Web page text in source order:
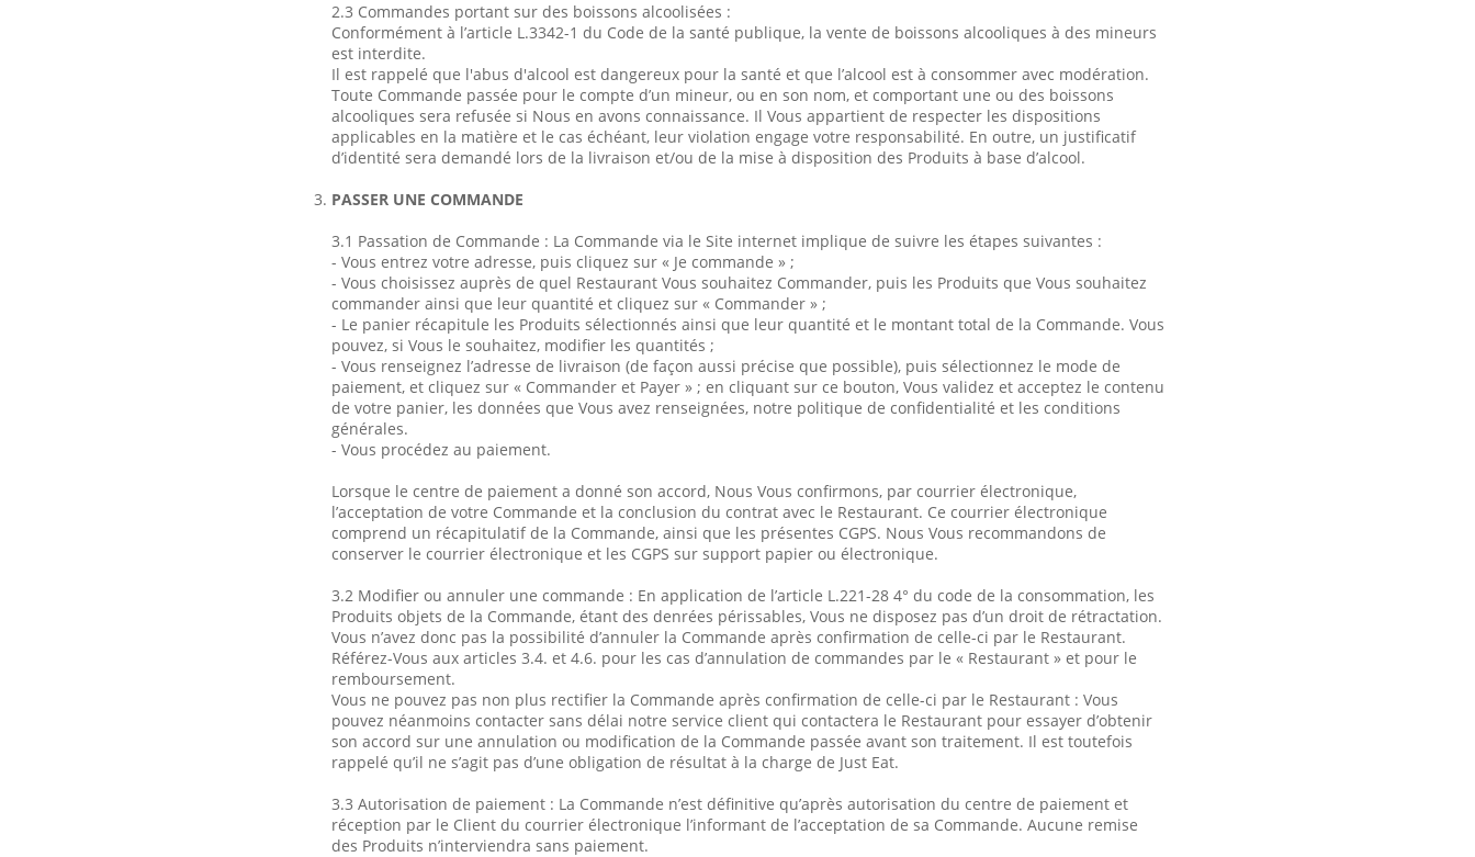
2.3 Commandes portant sur des boissons alcoolisées :
Conformément à l’article L.3342-1 du Code de la santé publique, la vente de boissons alcooliques à des mineurs
est interdite.
Il est rappelé que l'abus d'alcool est dangereux pour la santé et que l’alcool est à consommer avec modération.
Toute Commande passée pour le compte d’un mineur, ou en son nom, et comportant une ou des boissons
alcooliques sera refusée si Nous en avons connaissance. Il Vous appartient de respecter les dispositions
applicables en la matière et le cas échéant, leur violation engage votre responsabilité. En outre, un justificatif
d’identité sera demandé lors de la livraison et/ou de la mise à disposition des Produits à base d’alcool.
PASSER UNE COMMANDE
3.1 Passation de Commande : La Commande via le Site internet implique de suivre les étapes suivantes :
- Vous entrez votre adresse, puis cliquez sur « Je commande » ;
- Vous choisissez auprès de quel Restaurant Vous souhaitez Commander, puis les Produits que Vous souhaitez
commander ainsi que leur quantité et cliquez sur « Commander » ;
- Le panier récapitule les Produits sélectionnés ainsi que leur quantité et le montant total de la Commande. Vous
pouvez, si Vous le souhaitez, modifier les quantités ;
- Vous renseignez l’adresse de livraison (de façon aussi précise que possible), puis sélectionnez le mode de
paiement, et cliquez sur « Commander et Payer » ; en cliquant sur ce bouton, Vous validez et acceptez le contenu
de votre panier, les données que Vous avez renseignées, notre politique de confidentialité et les conditions
générales.
- Vous procédez au paiement.
Lorsque le centre de paiement a donné son accord, Nous Vous confirmons, par courrier électronique,
l’acceptation de votre Commande et la conclusion du contrat avec le Restaurant. Ce courrier électronique
comprend un récapitulatif de la Commande, ainsi que les présentes CGPS. Nous Vous recommandons de
conserver le courrier électronique et les CGPS sur support papier ou électronique.
3.2 Modifier ou annuler une commande : En application de l’article L.221-28 4° du code de la consommation, les
Produits objets de la Commande, étant des denrées périssables, Vous ne disposez pas d’un droit de rétractation.
Vous n’avez donc pas la possibilité d’annuler la Commande après confirmation de celle-ci par le Restaurant.
Référez-Vous aux articles 3.4. et 4.6. pour les cas d’annulation de commandes par le « Restaurant » et pour le
remboursement.
Vous ne pouvez pas non plus rectifier la Commande après confirmation de celle-ci par le Restaurant : Vous
pouvez néanmoins contacter sans délai notre service client qui contactera le Restaurant pour essayer d’obtenir
son accord sur une annulation ou modification de la Commande passée avant son traitement. Il est toutefois
rappelé qu’il ne s’agit pas d’une obligation de résultat à la charge de Just Eat.
3.3 Autorisation de paiement : La Commande n’est définitive qu’après autorisation du centre de paiement et
réception par le Client du courrier électronique l’informant de l’acceptation de sa Commande. Aucune remise
des Produits n’interviendra sans paiement.